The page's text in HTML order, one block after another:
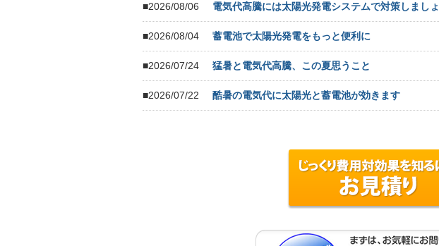
■2026/08/06 電気代高騰には太陽光発電システムで対策しましょ
■2026/08/04 蓄電池で太陽光発電をもっと便利に
■2026/07/24 猛暑と電気代高騰、この夏思うこと
■2026/07/22 酷暑の電気代に太陽光と蓄電池が効きます